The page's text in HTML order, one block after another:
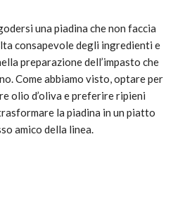
una piadina che non faccia
consapevole degli ingredienti e
preparazione dell’impasto che
Come abbiamo visto, optare per
olio d’oliva e preferire ripieni
la piadina in un piatto
amico della linea.